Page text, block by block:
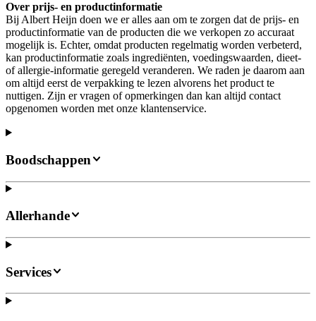
Over prijs- en productinformatie
Bij Albert Heijn doen we er alles aan om te zorgen dat de prijs- en
productinformatie van de producten die we verkopen zo accuraat
mogelijk is. Echter, omdat producten regelmatig worden verbeterd,
kan productinformatie zoals ingrediënten, voedingswaarden, dieet-
of allergie-informatie geregeld veranderen. We raden je daarom aan
om altijd eerst de verpakking te lezen alvorens het product te
nuttigen. Zijn er vragen of opmerkingen dan kan altijd contact
opgenomen worden met onze klantenservice.
Boodschappen
Allerhande
Services